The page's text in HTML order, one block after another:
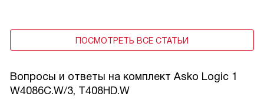
ПОСМОТРЕТЬ ВСЕ СТАТЬИ
Вопросы и ответы на комплект Asko Logic 1
W4086C.W/3, T408HD.W